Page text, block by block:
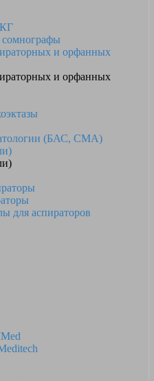
и орфанных
и орфанных
(БАС, СМА)
для аспираторов